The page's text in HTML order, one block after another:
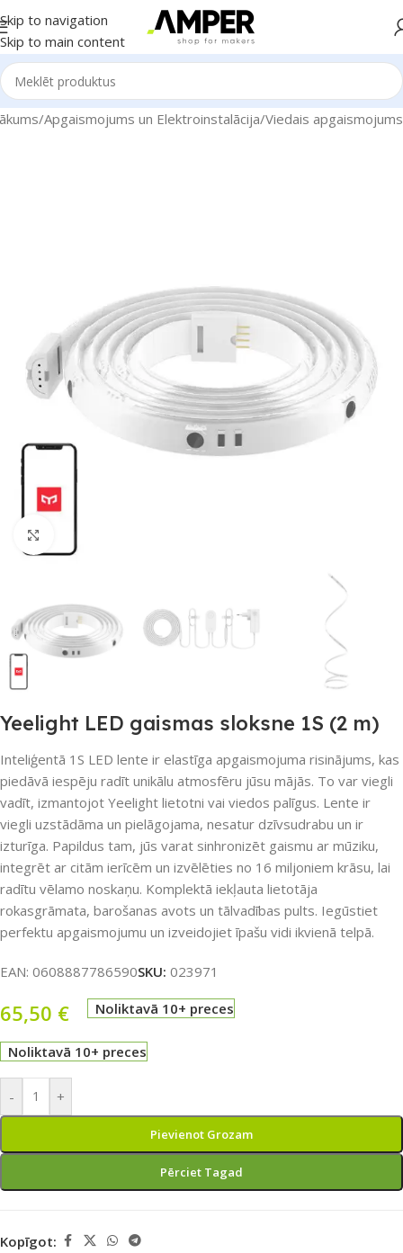
Skip to navigation
Skip to main content
/Apgaismojums un Elektroinstalācija/Viedais apgaismojums
Noklikšķiniet, lai palielinātu
Yeelight LED gaismas sloksne 1S (2 m)
Inteliģentā 1S LED lente ir elastīga apgaismojuma risinājums, kas
piedāvā iespēju radīt unikālu atmosfēru jūsu mājās. To var viegli
vadīt, izmantojot Yeelight lietotni vai viedos palīgus. Lente ir
viegli uzstādāma un pielāgojama, nesatur dzīvsudrabu un ir
izturīga. Papildus tam, jūs varat sinhronizēt gaismu ar mūziku,
integrēt ar citām ierīcēm un izvēlēties no 16 miljoniem krāsu, lai
radītu vēlamo noskaņu. Komplektā iekļauta lietotāja
rokasgrāmata, barošanas avots un tālvadības pults. Iegūstiet
perfektu apgaismojumu un izveidojiet īpašu vidi ikvienā telpā.
EAN: 0608887786590SKU: 023971
65,50 € Noliktavā 10+ preces
Noliktavā 10+ preces
- +
Pievienot Grozam
Pērciet Tagad
Kopīgot: